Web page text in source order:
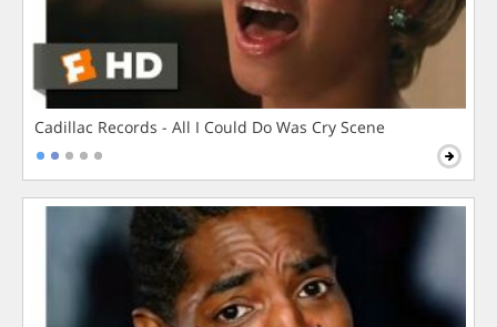
Cadillac Records - All I Could Do Was Cry Scene